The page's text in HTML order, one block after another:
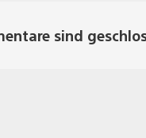
sind